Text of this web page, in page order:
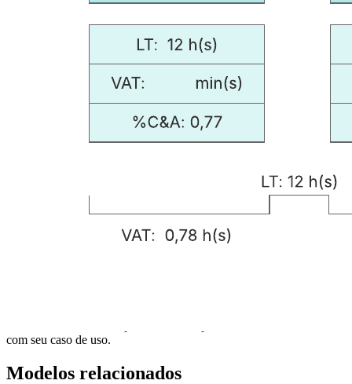
Este modelo de exemplo de mapa de fluxo de valor de DevOps
Mostrar os processos e recursos de que uma empresa precisa
para criar e entregar produtos.
com seu caso de uso.
Modelos relacionados